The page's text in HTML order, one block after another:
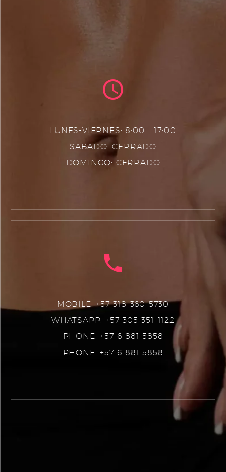
LUNES-VIERNES: 8:00 – 17:00
SABADO: CERRADO
DOMINGO: CERRADO
MOBILE: +57 318-360-5730
WHATSAPP: +57 305-351-1122
PHONE: +57 6 881 5858
PHONE: +57 6 881 5858